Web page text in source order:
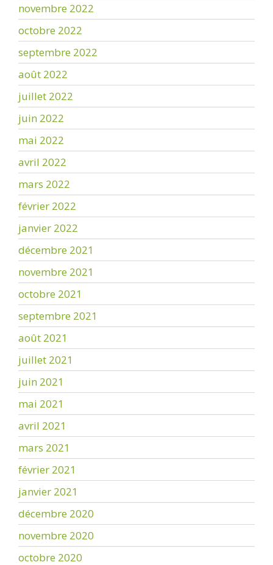
novembre 2022
octobre 2022
septembre 2022
août 2022
juillet 2022
juin 2022
mai 2022
avril 2022
mars 2022
février 2022
janvier 2022
décembre 2021
novembre 2021
octobre 2021
septembre 2021
août 2021
juillet 2021
juin 2021
mai 2021
avril 2021
mars 2021
février 2021
janvier 2021
décembre 2020
novembre 2020
octobre 2020